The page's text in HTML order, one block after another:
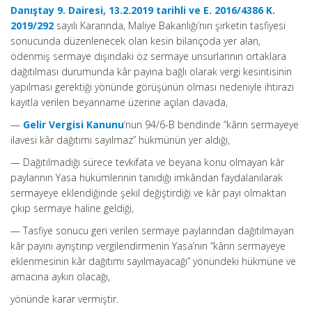
Danıştay 9. Dairesi, 13.2.2019 tarihli ve E. 2016/4386 K.
2019/292 sayılı Kararında, Maliye Bakanlığı’nın şirketin tasfiyesi
sonucunda düzenlenecek olan kesin bilançoda yer alan,
ödenmiş sermaye dışındaki öz sermaye unsurlarının ortaklara
dağıtılması durumunda kâr payına bağlı olarak vergi kesintisinin
yapılması gerektiği yönünde görüşünün olması nedeniyle ihtirazi
kayıtla verilen beyanname üzerine açılan davada,
— Gelir Vergisi Kanunu‘nun 94/6-B bendinde “kârın sermayeye
ilavesi kâr dağıtımı sayılmaz” hükmünün yer aldığı,
— Dağıtılmadığı sürece tevkifata ve beyana konu olmayan kâr
paylarının Yasa hükümlerinin tanıdığı imkândan faydalanılarak
sermayeye eklendiğinde şekil değiştirdiği ve kâr payı olmaktan
çıkıp sermaye haline geldiği,
— Tasfiye sonucu geri verilen sermaye paylarından dağıtılmayan
kâr payını ayrıştırıp vergilendirmenin Yasa’nın “kârın sermayeye
eklenmesinin kâr dağıtımı sayılmayacağı” yönündeki hükmüne ve
amacına aykırı olacağı,
yönünde karar vermiştir.